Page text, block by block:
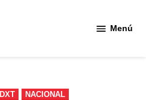
Menú
DXT NACIONAL